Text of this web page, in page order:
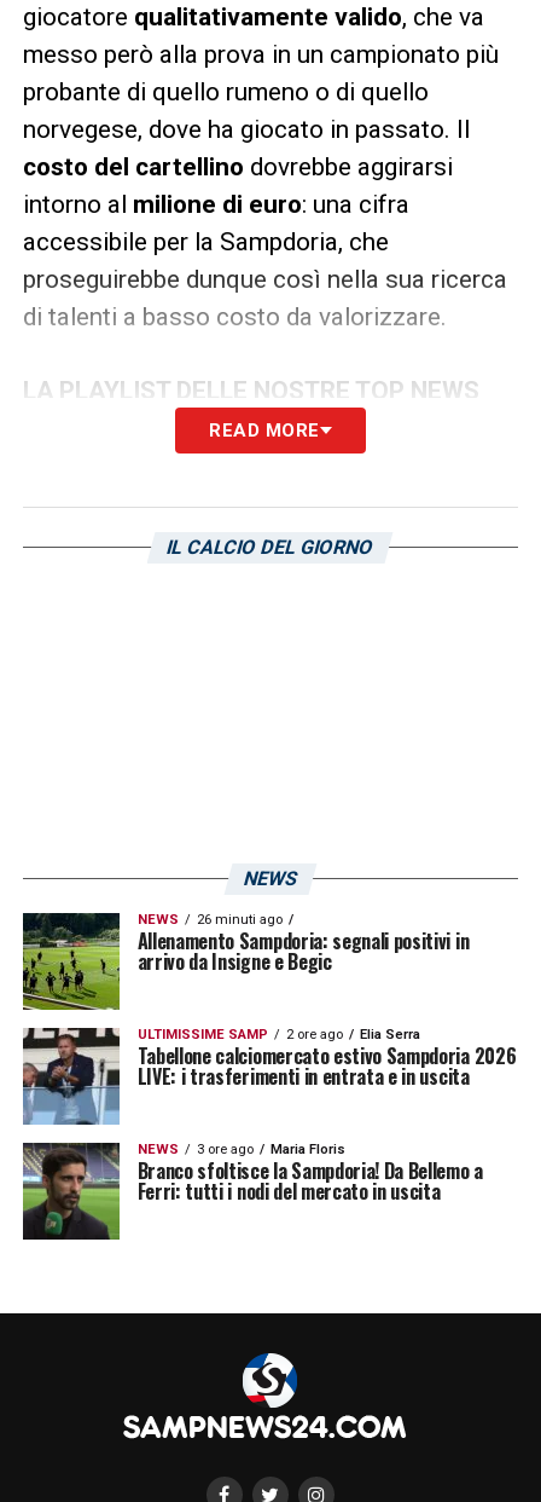
giocatore qualitativamente valido, che va
messo però alla prova in un campionato più
probante di quello rumeno o di quello
norvegese, dove ha giocato in passato. Il
costo del cartellino dovrebbe aggirarsi
intorno al milione di euro: una cifra
accessibile per la Sampdoria, che
proseguirebbe dunque così nella sua ricerca
di talenti a basso costo da valorizzare.
LA PLAYLIST DELLE NOSTRE TOP NEWS
READ MORE
IL CALCIO DEL GIORNO
NEWS
NEWS 26 minuti ago
Allenamento Sampdoria: segnali positivi in
arrivo da Insigne e Begic
ULTIMISSIME SAMP 2 ore ago Elia Serra
Tabellone calciomercato estivo Sampdoria 2026
LIVE: i trasferimenti in entrata e in uscita
NEWS 3 ore ago Maria Floris
Branco sfoltisce la Sampdoria! Da Bellemo a
Ferri: tutti i nodi del mercato in uscita